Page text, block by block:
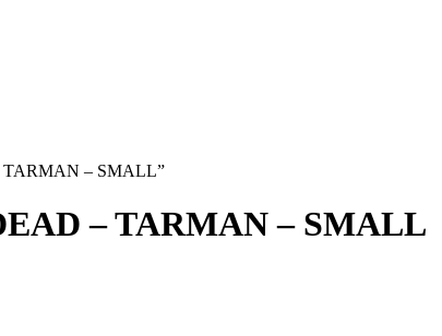
TARMAN – SMALL”
– TARMAN – SMALL